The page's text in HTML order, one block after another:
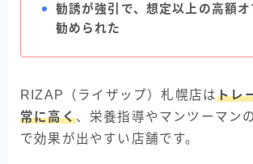
勧誘が強引で、想定以上の高額オ
勧められた
RIZAP（ライザップ）札幌店はトレ
常に高く、栄養指導やマンツーマン
で効果が出やすい店舗です。
BEYOND